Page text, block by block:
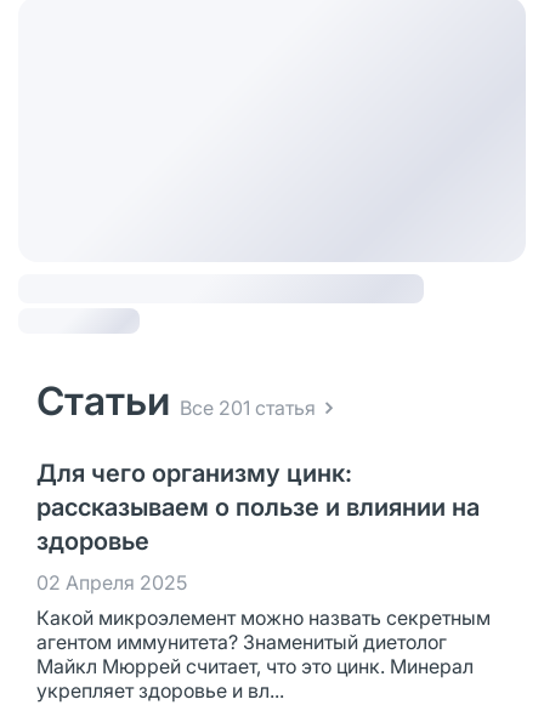
Статьи Все 201 статья
Для чего организму цинк:
рассказываем о пользе и влиянии на
здоровье
02 Апреля 2025
Какой микроэлемент можно назвать секретным
агентом иммунитета? Знаменитый диетолог
Майкл Мюррей считает, что это цинк. Минерал
укрепляет здоровье и вл...